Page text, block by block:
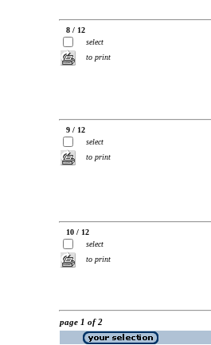
8 / 12
select
to print
9 / 12
select
to print
10 / 12
select
to print
page 1 of 2